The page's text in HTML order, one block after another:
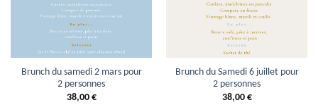
Brunch du samedi 2 mars pour
2 personnes
38,00 €
Brunch du Samedi 6 juillet pour
2 personnes
38,00 €